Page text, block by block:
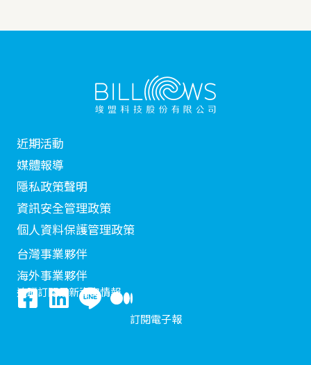
近期活動
媒體報導
隱私政策聲明
資訊安全管理政策
個人資料保護管理政策
台灣事業夥伴
海外事業夥伴
追蹤訂閱最新資安情報
訂閱電子報